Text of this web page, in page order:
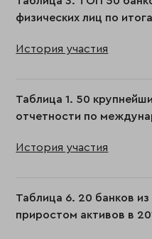
физических лиц по
История участия
Таблица 1. 50
отчетности по
История участия
Таблица 6. 20 банков
приростом активов в